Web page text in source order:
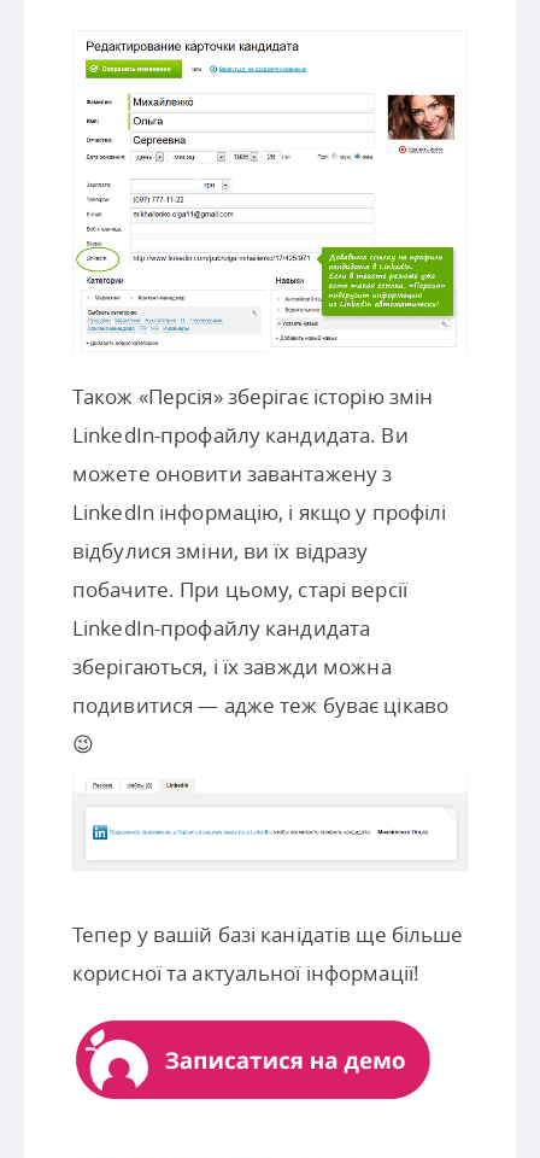
Також «Персія» зберігає історію змін
LinkedIn-профайлу кандидата. Ви
можете оновити завантажену з
LinkedIn інформацію, і якщо у профілі
відбулися зміни, ви їх відразу
побачите. При цьому, старі версії
LinkedIn-профайлу кандидата
зберігаються, і їх завжди можна
подивитися — адже теж буває цікаво
😉
Тепер у вашій базі канідатів ще більше
корисної та актуальної інформації!